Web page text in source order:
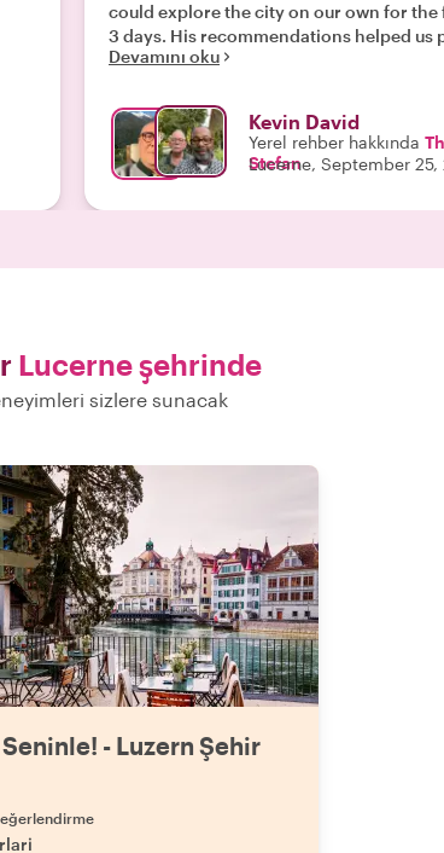
could explore the city on our own for the following
3 days. His recommendations helped us plan for
meals. See were made comfortable with an
Devamını oku
Kevin David
Yerel rehber hakkında
Stefan
Lucerne, September 25,
Lucerne şehrinde
sizlere sunacak
- Luzern Şehir